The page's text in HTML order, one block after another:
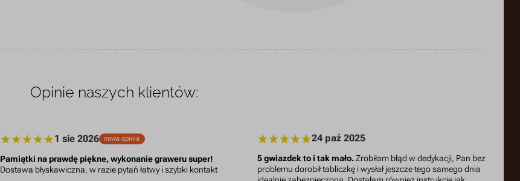
Opinie naszych klientów:
1 sie 2026 nowa opinia
Pamiątki na prawdę piękne, wykonanie graweru super!
Dostawa błyskawiczna, w razie pytań łatwy i szybki kontakt
24 paź 2025
5 gwiazdek to i tak mało.Zrobiłam błąd w dedykacji, Pan bez
problemu dorobił tabliczkę i wysłał jeszcze tego samego dnia